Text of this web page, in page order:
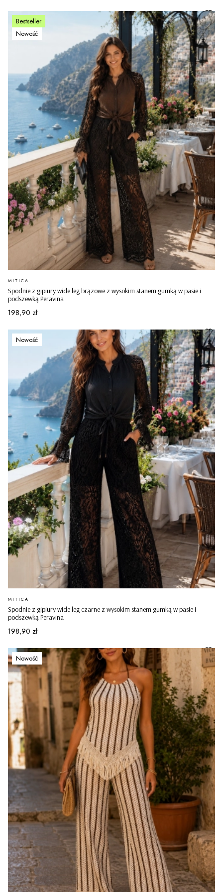
Bestseller
Nowość
Spodnie z gipiury wide leg brązowe z wysokim stanem gumką w pasie i
podszewką Peravina
PRODUCENT
MITICA
Cena
198,90 zł
Nowość
Spodnie z gipiury wide leg czarne z wysokim stanem gumką w pasie i
podszewką Peravina
PRODUCENT
MITICA
Cena
198,90 zł
Nowość